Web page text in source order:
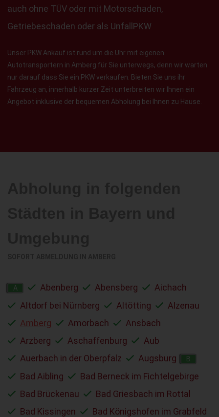
auch ohne TÜV oder mit Motorschaden,
Getriebeschaden oder als UnfallPKW
Unser PKW Ankauf ist rund um die Uhr mit eigenen
Autotransportern in Amberg für Sie unterwegs, denn wir warten
nur darauf dass Sie ein PKW verkaufen. Bieten Sie uns ihr
Fahrzeug an, innerhalb kurzer Zeit unterbreiten wir Ihnen ein
Angebot inklusive der bequemen Abholung bei Ihnen zu Hause.
A Abenberg Abensberg
Aichach
Altdorf bei Nürnberg
Altötting
Alzenau
Amberg
Amorbach
Ansbach
Arzberg
Aschaffenburg
Aub
Auerbach in der Oberpfalz
Augsburg B
Bad Aibling
Bad Berneck im Fichtelgebirge
Bad Brückenau
Bad Griesbach im Rottal
Bad Kissingen
Bad Königshofen im Grabfeld